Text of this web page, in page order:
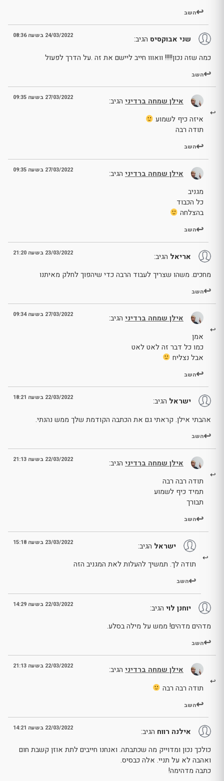
השב
שני אבוקסיס הגיב: 24/03/2022 בשעה 08:36
כמה שזה נכון!!!!! וואווו חייב ליישם את זה .על הדרך לפעול
השב
אילן שמחה ברדיני הגיב: 27/03/2022 בשעה 09:35
איזה כיף לשמוע
תודה רבה
השב
אילן שמחה ברדיני הגיב: 27/03/2022 בשעה 09:35
מגניב
כל הכבוד
בהצלחה
השב
אריאל הגיב: 23/03/2022 בשעה 21:20
מחכים. משהו שצריך לעבוד הרבה כדי שיהפוך לחלק מאיתנו
השב
אילן שמחה ברדיני הגיב: 27/03/2022 בשעה 09:34
אמן
כמו כל דבר זה לאט לאט
אבל נצליח
השב
ישראל הגיב: 22/03/2022 בשעה 18:21
אהבתי אילן. קראתי גם את הכתבה הקודמת שלך ממש נהנתי.
השב
אילן שמחה ברדיני הגיב: 22/03/2022 בשעה 21:13
תודה רבה רבה
תמיד כיף לשמוע
תבורך
השב
ישראל הגיב: 23/03/2022 בשעה 15:18
תודה לך. תמשיך להעלות לאת המגניב הזה
השב
יוחנן לוי הגיב: 22/03/2022 בשעה 14:29
מדהים מדהים! ממש על מילה בסלע.
השב
אילן שמחה ברדיני הגיב: 22/03/2022 בשעה 21:13
תודה רבה רבה
השב
אילנה רווח הגיב: 22/03/2022 בשעה 14:21
כולכך נכון ומדוייק מה שכתבתה. ואנחנו חייבים לתת אוזן קשבת חום
ואהבה לא על תניי. אלה כבסיס.
כתבה מדהימה!